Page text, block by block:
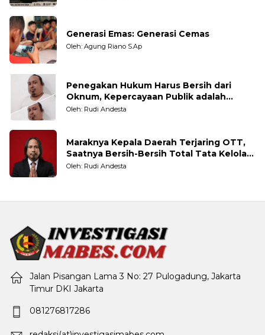
Generasi Emas: Generasi Cemas
Oleh: Agung Riano S.Ap
Penegakan Hukum Harus Bersih dari
Oknum, Kepercayaan Publik adalah
Taruhannya
Oleh: Rudi Andesta
Maraknya Kepala Daerah Terjaring OTT,
Saatnya Bersih-Bersih Total Tata Kelola
Pemerintahan
Oleh: Rudi Andesta
Jalan Pisangan Lama 3 No: 27 Pulogadung, Jakarta
Timur DKI Jakarta
081276817286